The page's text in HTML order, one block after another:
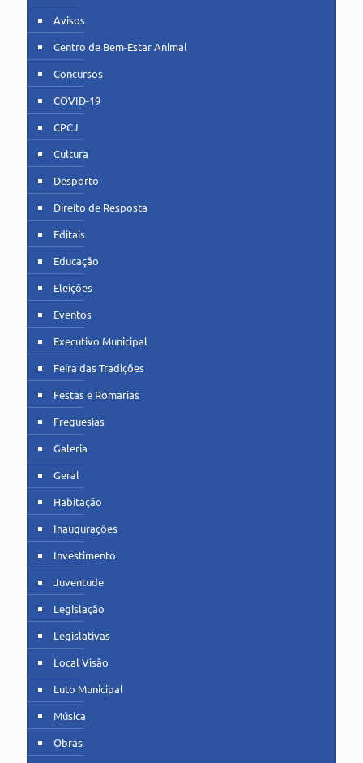
Avisos
Centro de Bem-Estar Animal
Concursos
COVID-19
CPCJ
Cultura
Desporto
Direito de Resposta
Editais
Educação
Eleições
Eventos
Executivo Municipal
Feira das Tradições
Festas e Romarias
Freguesias
Galeria
Geral
Habitação
Inaugurações
Investimento
Juventude
Legislação
Legislativas
Local Visão
Luto Municipal
Música
Obras